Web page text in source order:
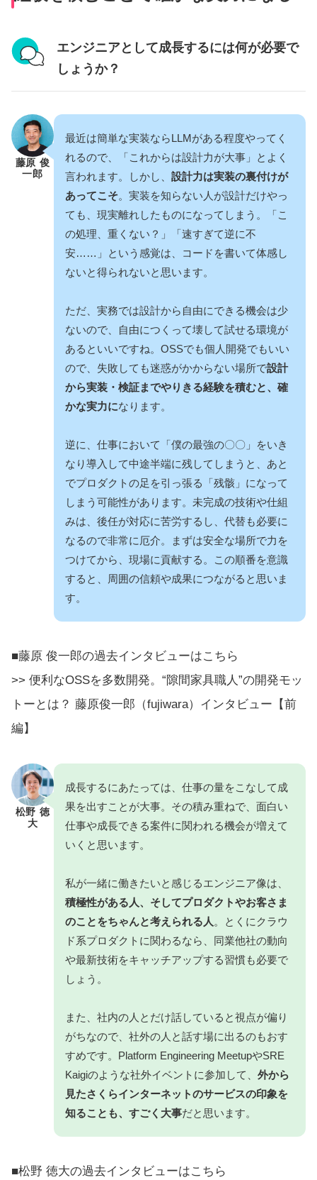
エンジニアとして成長するには何が必要で
しょうか？
藤原 俊
一郎
最近は簡単な実装ならLLMがある程度やってく
れるので、「これからは設計力が大事」とよく
言われます。しかし、 設計力は実装の裏付けが
あってこそ。実装を知らない人が設計だけやっ
ても、現実離れしたものになってしまう。「こ
の処理、重くない？」「速すぎて逆に不
安……」という感覚は、コードを書いて体感し
ないと得られないと思います。
ただ、実務では設計から自由にできる機会は少
ないので、自由につくって壊して試せる環境が
あるといいですね。OSSでも個人開発でもいい
ので、失敗しても迷惑がかからない場所で設計
から実装・検証までやりきる経験を積むと、確
かな実力になります。
逆に、仕事において「僕の最強の〇〇」をいき
なり導入して中途半端に残してしまうと、あと
でプロダクトの足を引っ張る「残骸」になって
しまう可能性があります。未完成の技術や仕組
みは、後任が対応に苦労するし、代替も必要に
なるので非常に厄介。まずは安全な場所で力を
つけてから、現場に貢献する。この順番を意識
すると、周囲の信頼や成果につながると思いま
す。
■藤原 俊一郎の過去インタビューはこちら
>> 便利なOSSを多数開発。“隙間家具職人”の開発モッ
トーとは？ 藤原俊一郎（fujiwara）インタビュー【前
編】
松野 徳
大
成長するにあたっては、仕事の量をこなして成
果を出すことが大事。その積み重ねで、面白い
仕事や成長できる案件に関われる機会が増えて
いくと思います。
私が一緒に働きたいと感じるエンジニア像は、
積極性がある人、そしてプロダクトやお客さま
のことをちゃんと考えられる人 。とくにクラウ
ド系プロダクトに関わるなら、同業他社の動向
や最新技術をキャッチアップする習慣も必要で
しょう。
また、社内の人とだけ話していると視点が偏り
がちなので、社外の人と話す場に出るのもおす
すめです。Platform Engineering MeetupやSRE
Kaigiのような社外イベントに参加して、 外から
見たさくらインターネットのサービスの印象を
知ることも、すごく大事だと思います。
■松野 徳大の過去インタビューはこちら